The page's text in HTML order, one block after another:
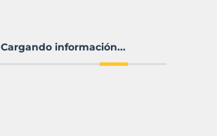
Cargando información...